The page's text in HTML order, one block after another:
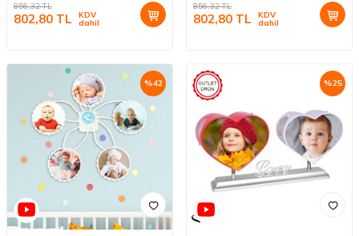
856,32TL
802,80 TL KDV
dahil
856,32TL
802,80 TL KDV
dahil
%42 %25